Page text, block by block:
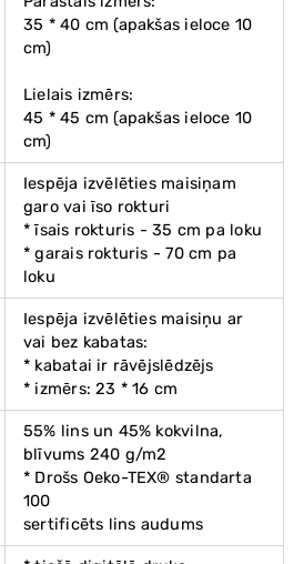
35 * 40 cm (apakšas ieloce 10
cm)
Lielais izmērs:
45 * 45 cm (apakšas ieloce 10
cm)
Iespēja izvēlēties maisiņam
garo vai īso rokturi
* īsais rokturis - 35 cm pa loku
* garais rokturis - 70 cm pa
loku
Iespēja izvēlēties maisiņu ar
vai bez kabatas:
* kabatai ir rāvējslēdzējs
* izmērs: 23 * 16 cm
55% lins un 45% kokvilna,
blīvums 240 g/m2
* Drošs Oeko-TEX® standarta
100
sertificēts lins audums